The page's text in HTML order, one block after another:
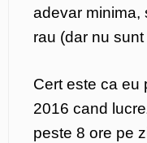
adevar minima,
rau (dar nu
Cert este ca eu
2016 cand
peste 8 ore pe